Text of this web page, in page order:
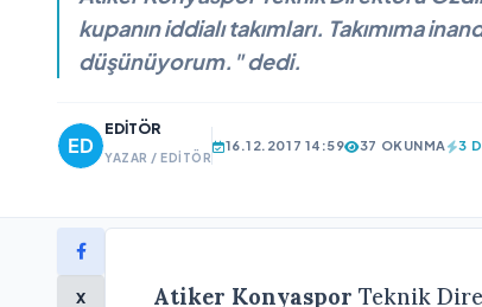
kupanın iddialı takımları. Takımıma
düşünüyorum." dedi.
EDITÖR
YAZAR / EDITÖR
16.12.2017 14:59 37 OKUNMA 3
X Atiker Konyaspor Teknik